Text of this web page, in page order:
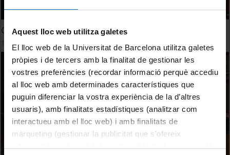
Aquest lloc web utilitza galetes
El lloc web de la Universitat de Barcelona utilitza galetes
pròpies i de tercers amb la finalitat de gestionar les
vostres preferències (recordar informació perquè accediu
al lloc web amb determinades característiques que
puguin diferenciar la vostra experiència de la d’altres
usuaris), amb finalitats estadístiques (analitzar com
interactueu amb el lloc web) i amb finalitats de
màrqueting (gestionar la publicitat que s’ofereix
Comunicaciones 1a Parte OS Repositorios
1 Marzo, 2010